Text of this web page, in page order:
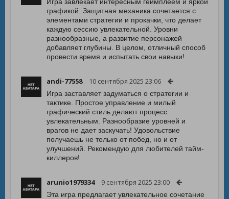
графикой. Защитная механика сочетается с
элементами стратегии и прокачки, что делает
каждую сессию увлекательной. Уровни
разнообразные, а развитие персонажей
добавляет глубины. В целом, отличный способ
провести время и испытать свои навыки!
andi-77558 10 сентября 2025 23:06
Игра заставляет задуматься о стратегии и
тактике. Простое управление и милый
графический стиль делают процесс
увлекательным. Разнообразие уровней и
врагов не дает заскучать! Удовольствие
получаешь не только от побед, но и от
улучшений. Рекомендую для любителей тайм-
киллеров!
arunio1979334 9 сентября 2025 23:00
Эта игра предлагает увлекательное сочетание